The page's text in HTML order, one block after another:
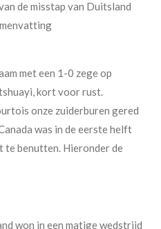
de misstap van Duitsland
met een 1-0 zege op
kort voor rust.
onze zuiderburen gered
was in de eerste helft
te benutten. Hieronder de
won in een matige wedstrijd